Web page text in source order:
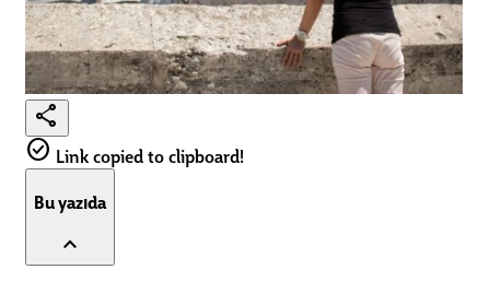
share
check_circle Link copied to clipboard!
Bu yazıda
expand_less